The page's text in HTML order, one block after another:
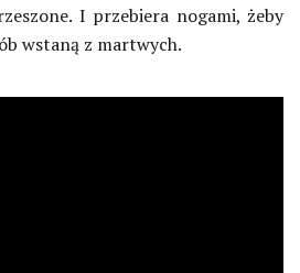
I przebiera nogami, żeby
wstaną z martwych.